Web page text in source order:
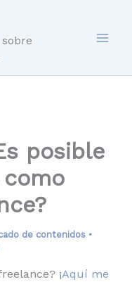
sobre
posible
de contenidos•
¡Aquí me